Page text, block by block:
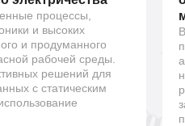
процессы,
и высоких
и продуманного
рабочей среды.
решений для
с статическим